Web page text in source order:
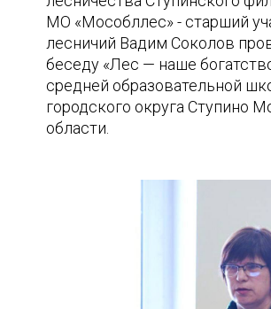
МО «Мособллес» - старший
лесничий Вадим Соколов
беседу «Лес — наше
средней образовательной
городского округа Ступино
области.